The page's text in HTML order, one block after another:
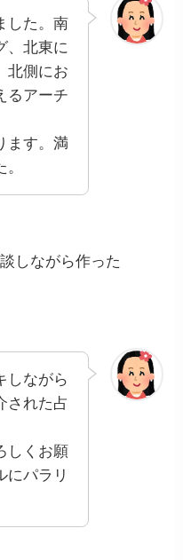
した。南
、北東に
北側にお
るアーチ
ます。満
しながら作った
しながら
された占
しくお願
にパラリ